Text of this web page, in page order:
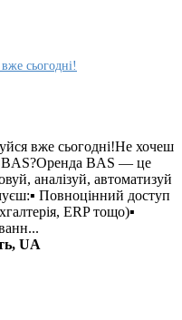
сьогодні!
вже сьогодні!Не хочеш
BAS?Оренда BAS — це
аналізуй, автоматизуй
Повноцінний доступ
ERP тощо)▪
UA